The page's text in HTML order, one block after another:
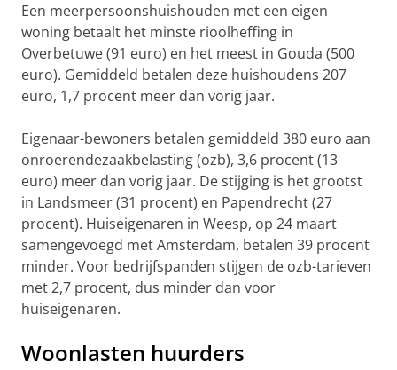
Een meerpersoonshuishouden met een eigen
woning betaalt het minste rioolheffing in
Overbetuwe (91 euro) en het meest in Gouda (500
euro). Gemiddeld betalen deze huishoudens 207
euro, 1,7 procent meer dan vorig jaar.
Eigenaar-bewoners betalen gemiddeld 380 euro aan
onroerendezaakbelasting (ozb), 3,6 procent (13
euro) meer dan vorig jaar. De stijging is het grootst
in Landsmeer (31 procent) en Papendrecht (27
procent). Huiseigenaren in Weesp, op 24 maart
samengevoegd met Amsterdam, betalen 39 procent
minder. Voor bedrijfspanden stijgen de ozb-tarieven
met 2,7 procent, dus minder dan voor
huiseigenaren.
Woonlasten huurders